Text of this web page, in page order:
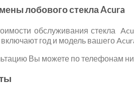
лобового стекла Acura
обслуживания стекла
год и модель вашего
Вы можете по телефонам